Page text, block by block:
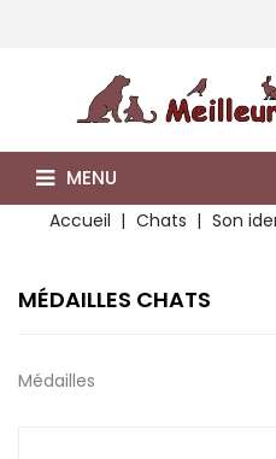
MENU
Accueil Chats Son
MÉDAILLES CHATS
Médailles